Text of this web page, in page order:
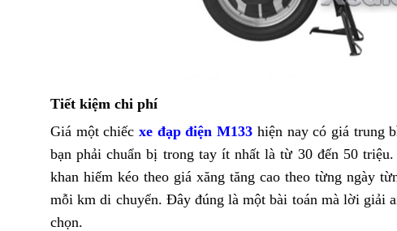
Tiết kiệm chi phí
Giá một chiếc xe đạp điện M133 hiện nay có giá trung
bạn phải chuẩn bị trong tay ít nhất là từ 30 đến 50
khan hiếm kéo theo giá xăng tăng cao theo từng ngày
mỗi km di chuyển. Đây đúng là một bài toán mà lời giải
chọn.